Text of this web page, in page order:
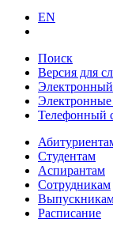
EN
Поиск
Версия для
Телефонный
Студентам
Аспирантам
Сотрудникам
Расписание